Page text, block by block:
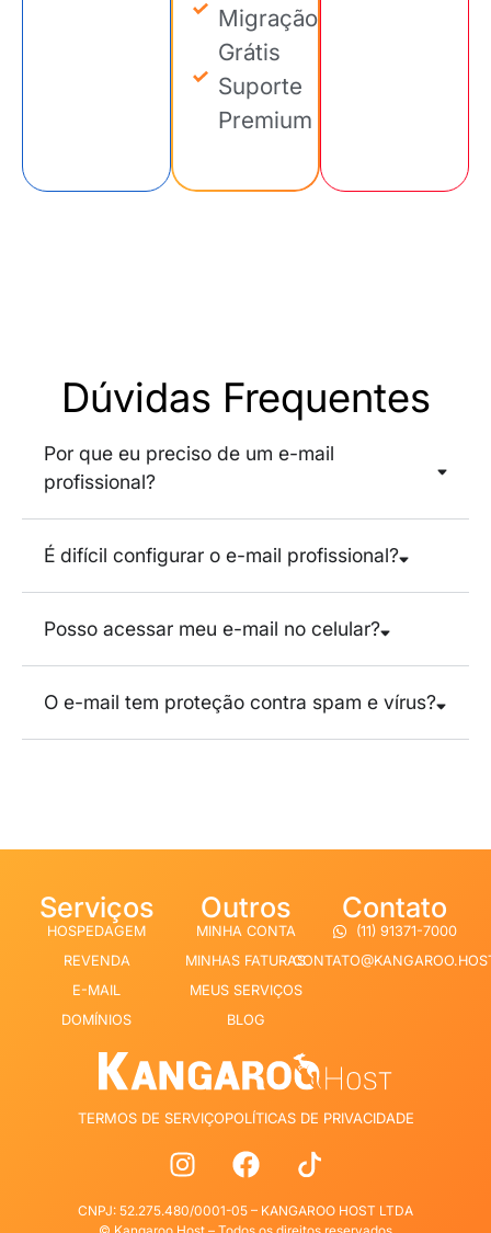
Migração
Grátis
Suporte
Premium
Dúvidas Frequentes
Por que eu preciso de um e-mail
profissional?
É difícil configurar o e-mail profissional?
Posso acessar meu e-mail no celular?
O e-mail tem proteção contra spam e vírus?
TERMOS DE SERVIÇOPOLÍTICAS DE PRIVACIDADE
CNPJ: 52.275.480/0001-05 – KANGAROO HOST LTDA
Serviços
HOSPEDAGEM
REVENDA
E-MAIL
DOMÍNIOS
Outros
MINHA CONTA
MINHAS FATURAS
MEUS SERVIÇOS
BLOG
Contato
(11) 91371-7000